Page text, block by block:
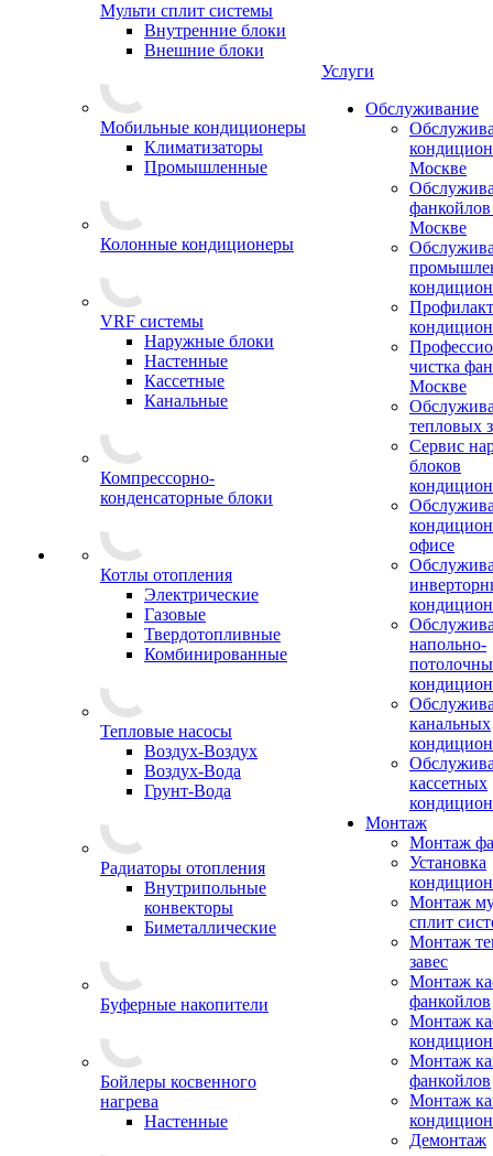
Мульти сплит системы
Внутренние блоки
Внешние блоки
Мобильные кондиционеры
Климатизаторы
Промышленные
Колонные кондиционеры
VRF системы
Наружные блоки
Настенные
Кассетные
Канальные
Компрессорно-
конденсаторные блоки
Котлы отопления
Электрические
Газовые
Твердотопливные
Комбинированные
Тепловые насосы
Воздух-Воздух
Воздух-Вода
Грунт-Вода
Радиаторы отопления
Внутрипольные
конвекторы
Биметаллические
Буферные накопители
Бойлеры косвенного
нагрева
Настенные
Услуги
Обслуживание
Москве
Москве
чистка
Москве
тепловых
Сервис
блоков
офисе
напольно-
канальных
кассетных
Монтаж
Монтаж
Установка
Монтаж
сплит
Монтаж
завес
Монтаж
фанкойлов
Монтаж
Монтаж
фанкойлов
Монтаж
Демонтаж